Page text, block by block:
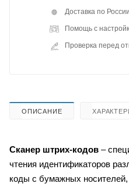
Доставка по России
Помощь с
Проверка перед
ОПИСАНИЕ
Сканер штрих-кодов –
чтения идентификаторов
коды с бумажных